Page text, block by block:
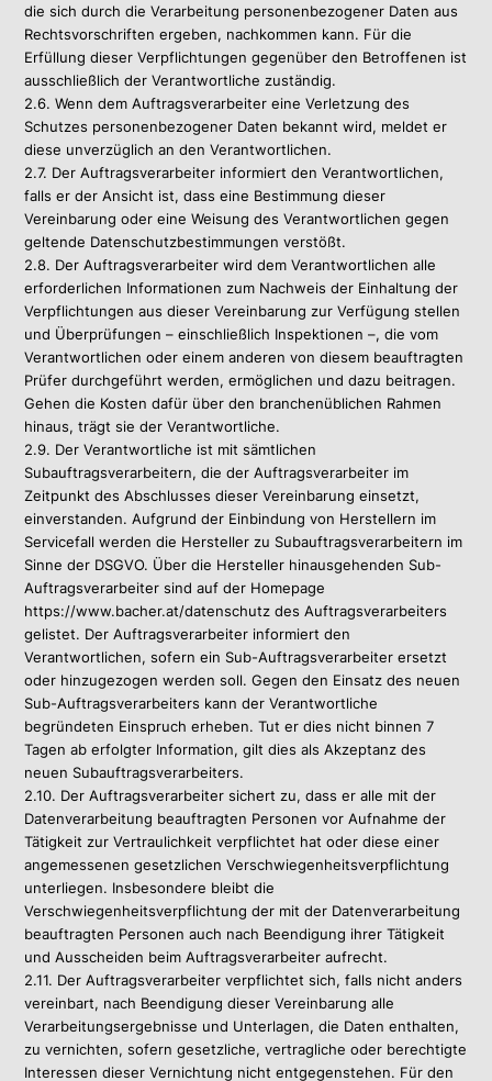
die sich durch die Verarbeitung personenbezogener Daten aus
Rechtsvorschriften ergeben, nachkommen kann. Für die
Erfüllung dieser Verpflichtungen gegenüber den Betroffenen ist
ausschließlich der Verantwortliche zuständig.
2.6. Wenn dem Auftragsverarbeiter eine Verletzung des
Schutzes personenbezogener Daten bekannt wird, meldet er
diese unverzüglich an den Verantwortlichen.
2.7. Der Auftragsverarbeiter informiert den Verantwortlichen,
falls er der Ansicht ist, dass eine Bestimmung dieser
Vereinbarung oder eine Weisung des Verantwortlichen gegen
geltende Datenschutzbestimmungen verstößt.
2.8. Der Auftragsverarbeiter wird dem Verantwortlichen alle
erforderlichen Informationen zum Nachweis der Einhaltung der
Verpflichtungen aus dieser Vereinbarung zur Verfügung stellen
und Überprüfungen – einschließlich Inspektionen –, die vom
Verantwortlichen oder einem anderen von diesem beauftragten
Prüfer durchgeführt werden, ermöglichen und dazu beitragen.
Gehen die Kosten dafür über den branchenüblichen Rahmen
hinaus, trägt sie der Verantwortliche.
2.9. Der Verantwortliche ist mit sämtlichen
Subauftragsverarbeitern, die der Auftragsverarbeiter im
Zeitpunkt des Abschlusses dieser Vereinbarung einsetzt,
einverstanden. Aufgrund der Einbindung von Herstellern im
Servicefall werden die Hersteller zu Subauftragsverarbeitern im
Sinne der DSGVO. Über die Hersteller hinausgehenden Sub-
Auftragsverarbeiter sind auf der Homepage
https://www.bacher.at/datenschutz des Auftragsverarbeiters
gelistet. Der Auftragsverarbeiter informiert den
Verantwortlichen, sofern ein Sub-Auftragsverarbeiter ersetzt
oder hinzugezogen werden soll. Gegen den Einsatz des neuen
Sub-Auftragsverarbeiters kann der Verantwortliche
begründeten Einspruch erheben. Tut er dies nicht binnen 7
Tagen ab erfolgter Information, gilt dies als Akzeptanz des
neuen Subauftragsverarbeiters.
2.10. Der Auftragsverarbeiter sichert zu, dass er alle mit der
Datenverarbeitung beauftragten Personen vor Aufnahme der
Tätigkeit zur Vertraulichkeit verpflichtet hat oder diese einer
angemessenen gesetzlichen Verschwiegenheitsverpflichtung
unterliegen. Insbesondere bleibt die
Verschwiegenheitsverpflichtung der mit der Datenverarbeitung
beauftragten Personen auch nach Beendigung ihrer Tätigkeit
und Ausscheiden beim Auftragsverarbeiter aufrecht.
2.11. Der Auftragsverarbeiter verpflichtet sich, falls nicht anders
vereinbart, nach Beendigung dieser Vereinbarung alle
Verarbeitungsergebnisse und Unterlagen, die Daten enthalten,
zu vernichten, sofern gesetzliche, vertragliche oder berechtigte
Interessen dieser Vernichtung nicht entgegenstehen. Für den